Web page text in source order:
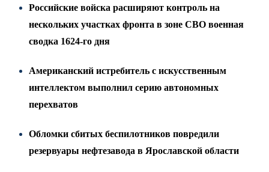
Российские войска расширяют контроль на
нескольких участках фронта в зоне СВО военная
сводка 1624-го дня
Американский истребитель с искусственным
интеллектом выполнил серию автономных
перехватов
Обломки сбитых беспилотников повредили
резервуары нефтезавода в Ярославской области